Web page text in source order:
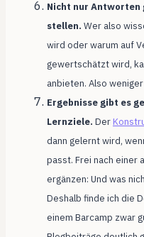
Nicht nur Antworten
stellen. Wer also
wird oder warum auf
gewertschätzt wird,
anbieten. Also
Ergebnisse gibt es
Lernziele. Der
dann gelernt wird,
passt. Frei nach einer
ergänzen: Und was
Deshalb finde ich die
einem Barcamp zwar